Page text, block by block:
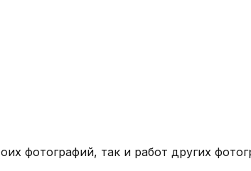
Фотограф - фрилансер, так же занимаюсь постобработкой как своих фотографий, так